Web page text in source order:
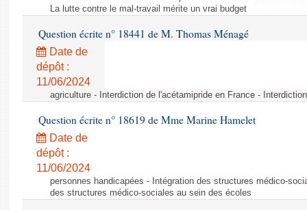
La lutte contre le mal-travail mérite un vrai budget
Question écrite n° 18441 de M. Thomas Ménagé
Date de
dépôt :
11/06/2024
agriculture - Interdiction de l'acétamipride en France -
Question écrite n° 18619 de Mme Marine Hamelet
Date de
dépôt :
11/06/2024
personnes handicapées - Intégration des structures médico-
des structures médico-sociales au sein des écoles